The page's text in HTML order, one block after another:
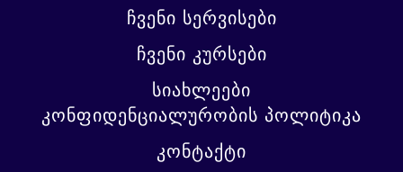
ჩვენი სერვისები
ჩვენი კურსები
სიახლეები
კონფიდენციალურობის პოლიტიკა
კონტაქტი